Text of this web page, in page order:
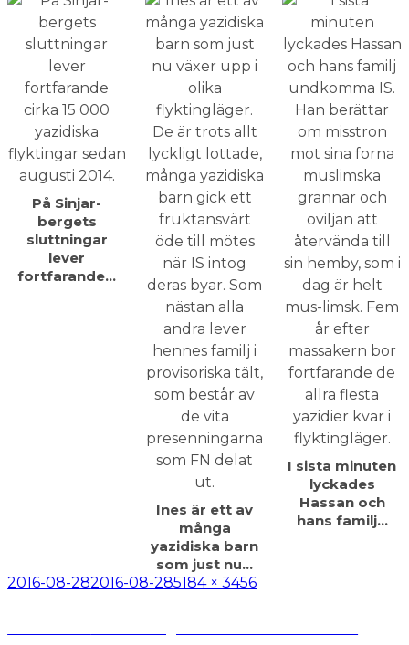
På Sinjar-
bergets
sluttningar
lever
fortfarande…
Ines är ett av
många
yazidiska barn
som just nu…
I sista minuten
lyckades
Hassan och
hans familj…
Postat
2016-08-282016-08-28Full
5184 × 3456